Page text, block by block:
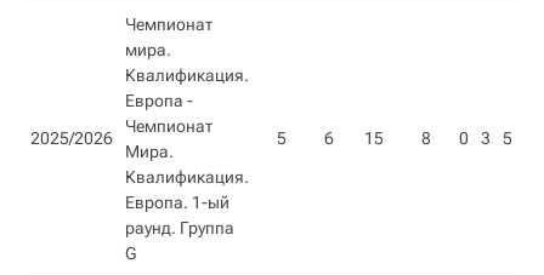
2025/2026
Чемпионат
мира.
Квалификация.
Европа -
Чемпионат
Мира.
Квалификация.
Европа. 1-ый
раунд. Группа
G
5 6 15 8 0 3 5